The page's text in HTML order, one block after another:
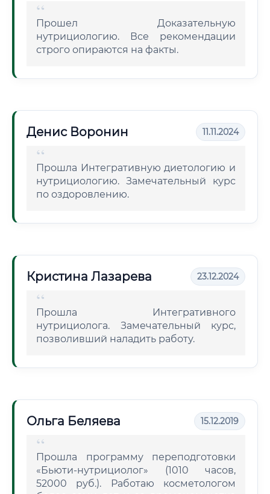
Прошел Доказательную
нутрициологию. Все рекомендации
строго опираются на факты.
Денис Воронин 11.11.2024
Прошла Интегративную диетологию и
нутрициологию. Замечательный курс
по оздоровлению.
Кристина Лазарева 23.12.2024
Прошла Интегративного
нутрициолога. Замечательный курс,
позволивший наладить работу.
Ольга Беляева 15.12.2019
Прошла программу переподготовки
«Бьюти-нутрициолог» (1010 часов,
52000 руб.). Работаю косметологом